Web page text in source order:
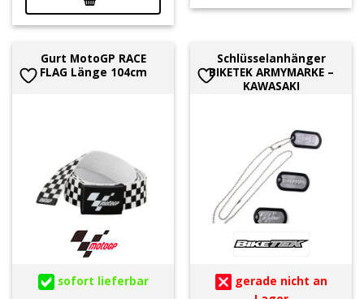
Gurt MotoGP RACE
FLAG Länge 104cm
sofort lieferbar
Schlüsselanhänger
BIKETEK ARMYMARKE –
KAWASAKI
gerade nicht an